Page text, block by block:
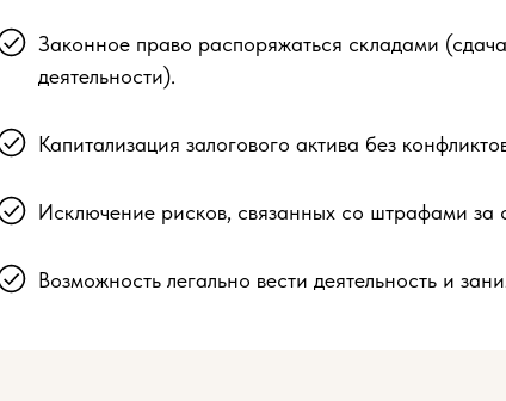
Законное право распоряжаться складами
деятельности).
Капитализация залогового актива без
Исключение рисков, связанных со штрафами за
Возможность легально вести деятельность и